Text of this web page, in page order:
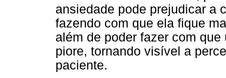
ansiedade pode prejudicar a
fazendo com que ela fique
além de poder fazer com
piore, tornando visível a
paciente.